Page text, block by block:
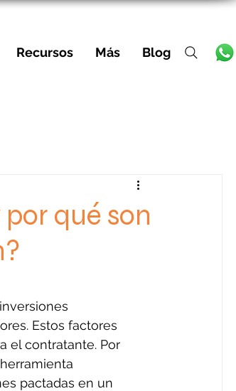
Recursos Más Blog
qué son
Estos factores
el contratante. Por
pactadas en un